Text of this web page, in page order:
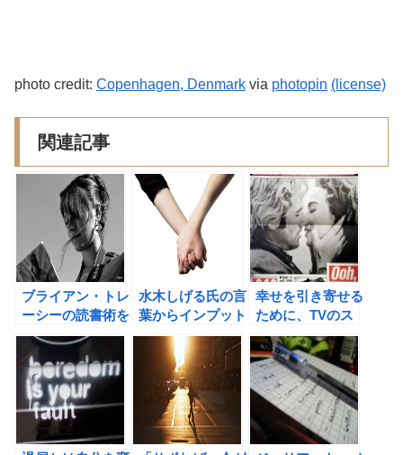
photo credit: Copenhagen, Denmark via photopin (license)
関連記事
ブライアン・トレ
ーシーの読書術を
盗んで、自分の生
産性を高めよう！
水木しげる氏の言
葉からインプット
の重要性を学ぶ！
幸せを引き寄せる
ために、TVのス
イッチをオンにし
ない！